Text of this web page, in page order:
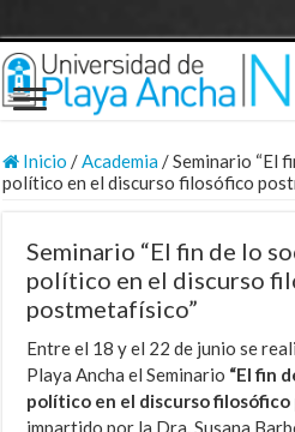
Inicio /Academia/Seminario “El
político en el discurso filosófico
Seminario “El fin de lo
político en el discurso
postmetafísico”
Entre el 18 y el 22 de junio se
Playa Ancha el Seminario “El fin
político en el discurso